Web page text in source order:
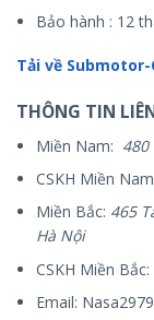
Bảo hành : 12
Tải về
THÔNG TIN
Miền Nam:
CSKH Miền
Miền Bắc: 465
Hà Nội
CSKH Miền
Email: